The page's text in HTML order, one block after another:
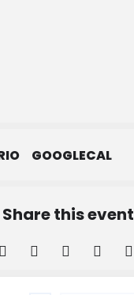
GOOGLECAL
Share this event